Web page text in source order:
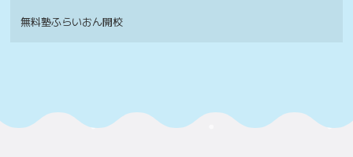
無料塾ふらいおん開校